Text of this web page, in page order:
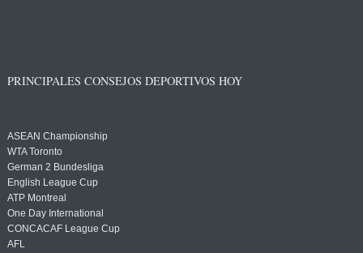
PRINCIPALES CONSEJOS DEPORTIVOS HOY
ASEAN Championship
WTA Toronto
German 2 Bundesliga
English League Cup
ATP Montreal
One Day International
CONCACAF League Cup
AFL